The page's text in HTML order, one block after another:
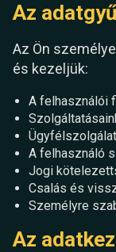
Az
Az Ön
és kezeljük:
A felhasználói
A felhasználó
Jogi
Csalás és
Személyre
Az